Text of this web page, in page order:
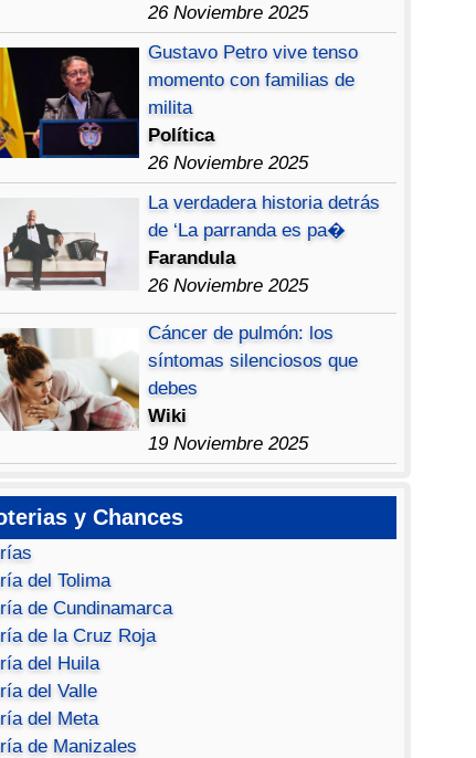
26 Noviembre 2025
Gustavo Petro vive tenso
momento con familias de
milita
Política
26 Noviembre 2025
La verdadera historia detrás
de ‘La parranda es pa�
Farandula
26 Noviembre 2025
Cáncer de pulmón: los
síntomas silenciosos que
debes
Wiki
19 Noviembre 2025
y Chances
del Tolima
de Cundinamarca
de la Cruz Roja
del Huila
del Valle
del Meta
de Manizales